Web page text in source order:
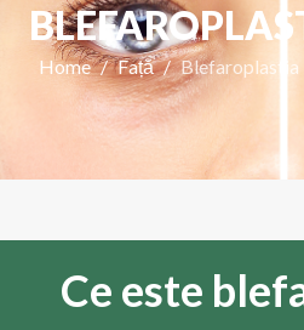
Home Față Blefaroplastia
Ce este